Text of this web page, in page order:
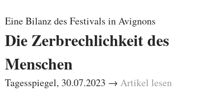
Eine Bilanz des Festivals in Avignons
Die Zerbrechlichkeit des
Menschen
Tagesspiegel, 30.07.2023 → Artikel lesen